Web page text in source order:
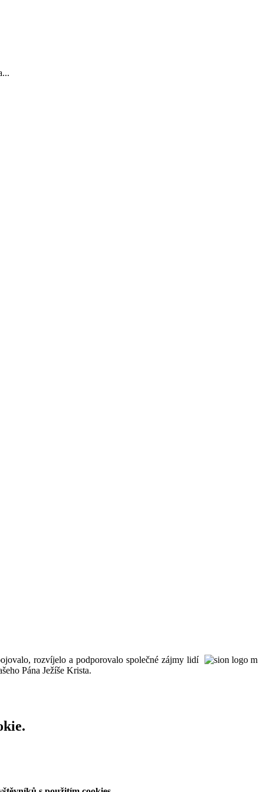
rozvíjelo a podporovalo společné zájmy lidí
Pána Ježíše Krista.